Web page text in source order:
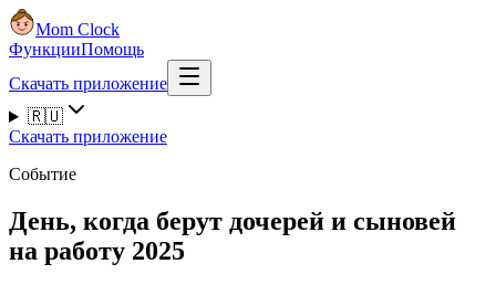
Mom Clock
ФункцииПомощь
Скачать приложение
🇷🇺
Скачать приложение
Событие
День, когда берут дочерей и сыновей
на работу 2025